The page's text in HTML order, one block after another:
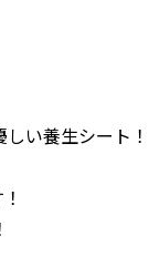
い養生シート！